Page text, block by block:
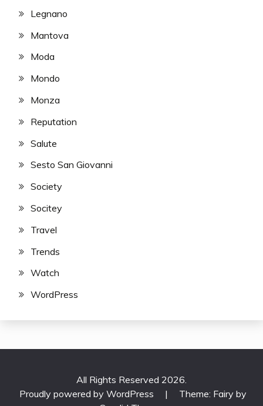
Legnano
Mantova
Moda
Mondo
Monza
Reputation
Salute
Sesto San Giovanni
Society
Socitey
Travel
Trends
Watch
WordPress
All Rights Reserved 2026.
Proudly powered by WordPress
|
Theme: Fairy by